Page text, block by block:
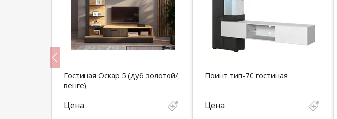
Гостиная Оскар 5 (дуб золотой/
венге)
Цена
Поинт тип-70 гостиная
Цена